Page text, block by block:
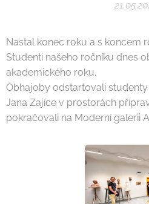
Nastal konec roku a s koncem
Studenti našeho ročníku dnes
akademického roku.
Obhajoby odstartovali
Jana Zajíce v prostorách
pokračovali na Moderní galerii